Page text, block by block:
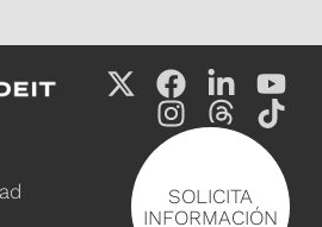
SOLICITA
INFORMACIÓN